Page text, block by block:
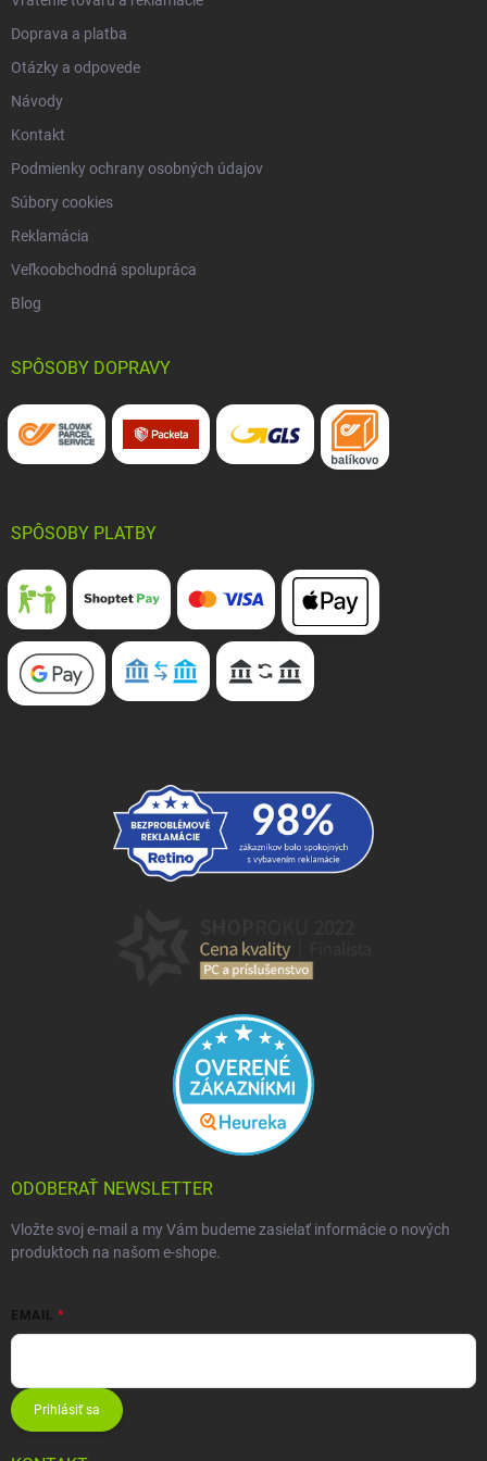
Doprava a platba
Otázky a odpovede
Návody
Kontakt
Podmienky ochrany osobných údajov
Súbory cookies
Reklamácia
Veľkoobchodná spolupráca
Blog
SPÔSOBY DOPRAVY
SPÔSOBY PLATBY
ODOBERAŤ NEWSLETTER
Vložte svoj e-mail a my Vám budeme zasielať informácie o nových
produktoch na našom e-shope.
EMAIL
Prihlásiť sa